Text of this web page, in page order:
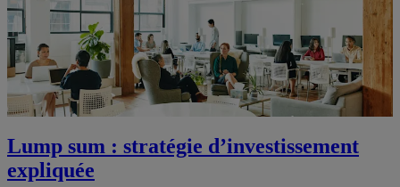
Lump sum : stratégie d’investissement
expliquée